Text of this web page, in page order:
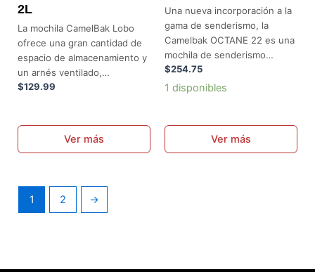
2L
La mochila CamelBak Lobo
ofrece una gran cantidad de
espacio de almacenamiento y
un arnés ventilado,…
$129.99
Ver más
Una nueva incorporación a la
gama de senderismo, la
Camelbak OCTANE 22 es una
mochila de senderismo…
$254.75
1 disponibles
Ver más
1 2 →